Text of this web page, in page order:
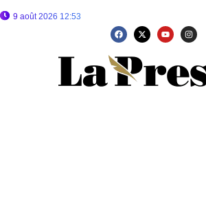
9 août 2026 12:53